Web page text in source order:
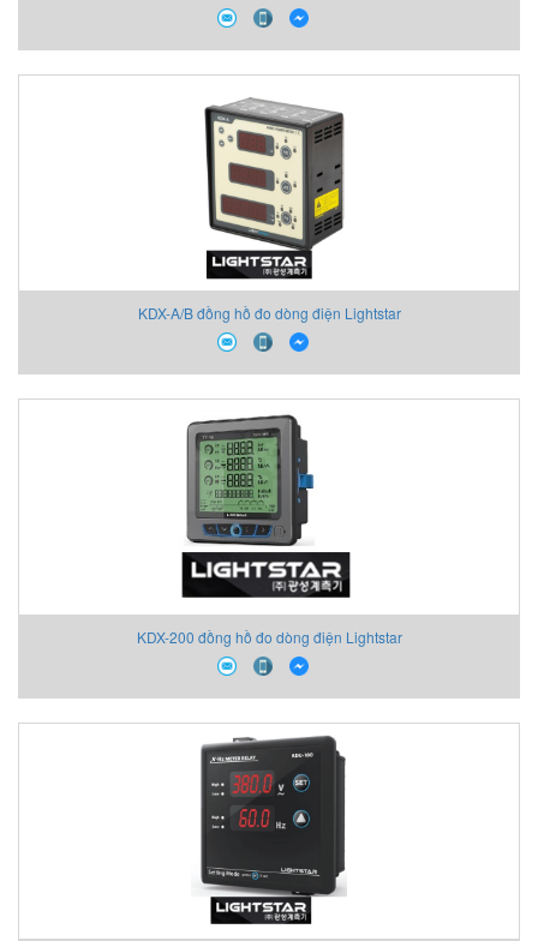
KDX-A/B đồng hồ đo dòng điện Lightstar
KDX-200 đồng hồ đo dòng điện Lightstar